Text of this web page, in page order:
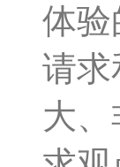
体验
请求
大